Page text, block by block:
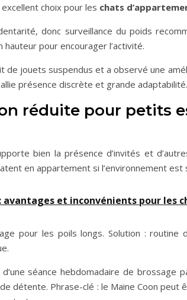
choix pour les chats
donc surveillance du poids
pour encourager l’activité.
de jouets suspendus et a observé une
présence discrète et grande adaptabilité.
réduite pour petits
bien la présence d’invités et
en appartement si l’environnement est
avantages et inconvénients pour les
pour les poils longs. Solution : routine
séance hebdomadaire de brossage
détente. Phrase-clé : le Maine Coon peut